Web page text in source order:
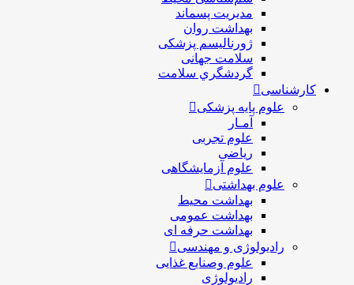
مدیریت پسماند
بهداشت روان
ژورنالیسم پزشکی
سلامت جهانی
گردشگري سلامت
کارشناسی
علوم پایه پزشکی
آمـار
علوم تجربی
ریاضی
علوم آزمایشگاهی
علوم بهداشتی
بهداشت محیط
بهداشت عمومی
بهداشت حرفه ای
رادیولوژی و مهندسی
علوم وصنایع غذایی
رادیولوژی